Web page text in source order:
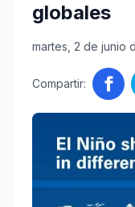
globales
martes, 2 de junio
Compartir: